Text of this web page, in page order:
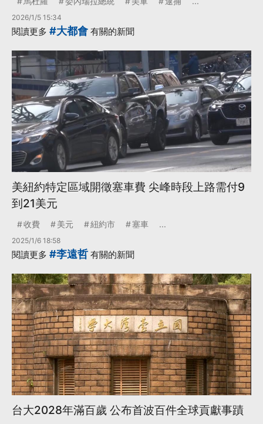
2026/1/5 15:34
閱讀更多 #大都會 有關的新聞
美紐約特定區域開徵塞車費 尖峰時段上路需付9
到21美元
收費 美元 紐約市 塞車 ...
2025/1/6 18:58
閱讀更多 #李遠哲 有關的新聞
台大2028年滿百歲 公布首波百件全球貢獻事蹟